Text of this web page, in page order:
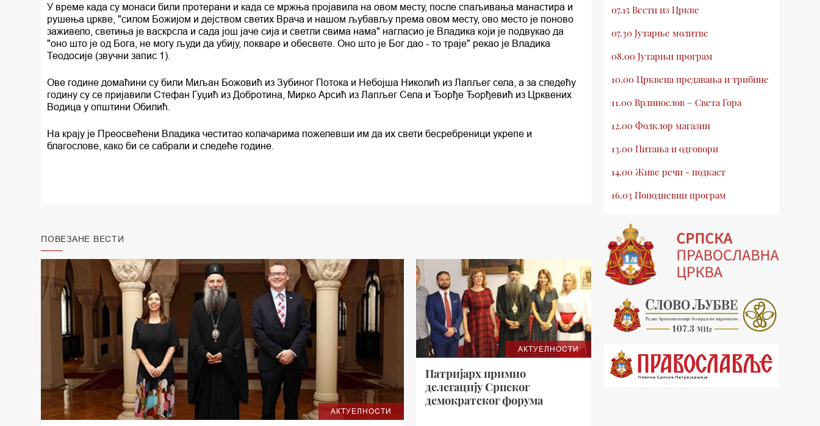
У време када су монаси били протерани и када се мржња пројавила на овом месту, после спаљивања манастира и
рушења цркве, "силом Божијом и дејством светих Врача и нашом љубављу према овом месту, ово место је поново
заживело, светиња је васкрсла и сада још јаче сија и светли свима нама" нагласио је Владика који је подвукао да
"оно што је од Бога, не могу људи да убију, покваре и обесвете. Оно што је Бог дао - то траје" рекао је Владика
Теодосије (звучни запис 1).
Ове године домаћини су били Миљан Божовић из Зубиног Потока и Небојша Николић из Лапљег села, а за следећу
годину су се пријавили Стефан Гуџић из Добротина, Мирко Арсић из Лапљег Села и Ђорђе Ђорђевић из Црквених
Водица у општини Обилић.
На крају је Преосвећени Владика честитао колачарима пожелевши им да их свети бесребреници укрепе и
благослове, како би се сабрали и следеће године.
ПОВЕЗАНЕ ВЕСТИ
АКТУЕЛНОСТИ
АКТУЕЛНОСТИ
Патријарх примио
делегацију Српског
демократског форума
07.15 Вести из Цркве
07.30 Јутарње молитве
08.00 Јутарњи програм
10.00 Црквена предавања и трибине
11.00 Врлинослов – Света Гора
12.00 Фолклор магазин
13.00 Питања и одговори
14.00 Живе речи - подкаст
16.03 Поподневни програм
19.03 Атлас памћења
19.30 Вечерње молитве
20.00 Вести из Цркве
20.15 Реч архијереја
20.30 Млади у Цркви
21.03 Гугл пита
22.03 Црквена предавања и трибине